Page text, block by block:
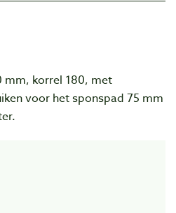
mm, korrel 180, met
voor het sponspad 75 mm